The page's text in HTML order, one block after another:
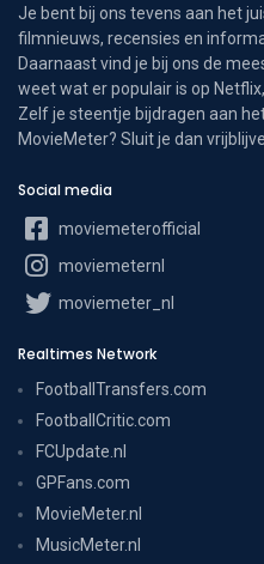
Je bent bij ons tevens aan het
filmnieuws, recensies en
Daarnaast vind je bij ons de
weet wat er populair is op
Zelf je steentje bijdragen aan
MovieMeter? Sluit je dan
Social media
moviemeterofficial
moviemeternl
moviemeter_nl
Realtimes Network
FootballTransfers.com
FootballCritic.com
FCUpdate.nl
GPFans.com
MovieMeter.nl
MusicMeter.nl